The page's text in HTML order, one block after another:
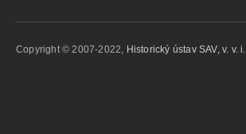
Copyright © 2007-2022, Historický ústav SAV, v. v. i.